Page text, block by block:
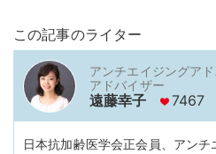
この記事のライター
アンチエイジングア
アドバイザー
遠藤幸子 7467
日本抗加齢医学会正会員、アンチ